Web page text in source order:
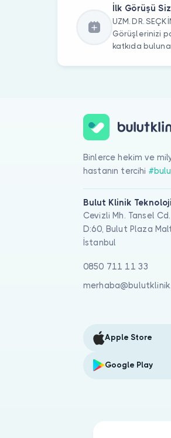
İlk Görüşü
UZM. DR.
Görüşlerinizi
katkıda
Binlerce hekim ve
hastanın tercihi
Bulut Klinik
Cevizli Mh. Tansel
D:60, Bulut Plaza
İstanbul
0850 711 11 33
Apple Store
Google Play